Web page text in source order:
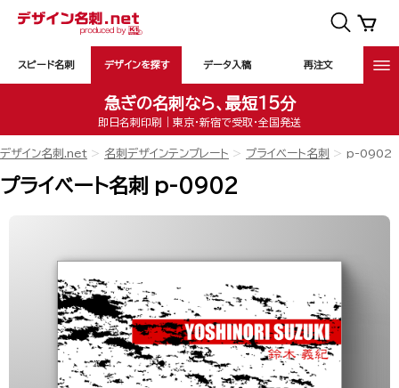
スピード名刺 デザインを探す データ入稿 再注文
急ぎの名刺なら、最短15分
即日名刺印刷｜東京・新宿で受取・全国発送
デザイン名刺.net 名刺デザインテンプレート プライベート名刺 p-0902
プライベート名刺 p-0902